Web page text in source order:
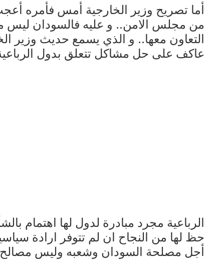
أما تصريح وزير الخارجية أمس فأمره
من مجلس الامن.. و عليه فالسودان ليس
التعاون معها.. و الذي يسمع حديث وزير
عاكف على حل مشاكل تتعلق بدول
الرباعية مجرد مبادرة لدول لها اهتمام
حظ لها من النجاح ان لم تتوفر ارادة
أجل مصلحة السودان وشعبه وليس مصالح